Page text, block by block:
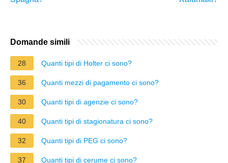
Domande simili
28 Quanti tipi di Holter ci sono?
36 Quanti mezzi di pagamento ci sono?
30 Quanti tipi di agenzie ci sono?
40 Quanti tipi di stagionatura ci sono?
32 Quanti tipi di PEG ci sono?
37 Quanti tipi di cerume ci sono?